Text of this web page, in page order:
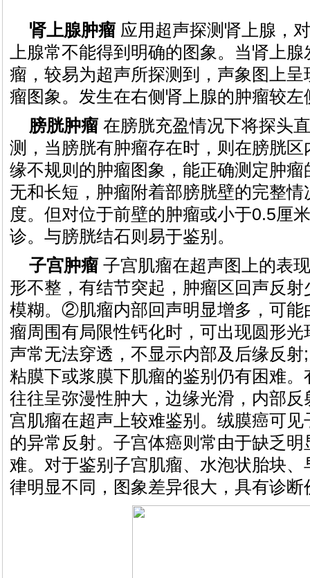
肾上腺肿瘤 应用超声探测肾上腺，
上腺常不能得到明确的图象。当肾上
瘤，较易为超声所探测到，声象图上
瘤图象。发生在右侧肾上腺的肿瘤较
膀胱肿瘤 在膀胱充盈情况下将探头
测，当膀胱有肿瘤存在时，则在膀胱
缘不规则的肿瘤图象，能正确测定肿
无和长短，肿瘤附着部膀胱壁的完整
度。但对位于前壁的肿瘤或小于0.5厘
诊。与膀胱结石则易于鉴别。
子宫肿瘤 子宫肌瘤在超声图上的表
形不整，有结节突起，肿瘤区回声反
模糊。②肌瘤内部回声明显增多，可能
瘤周围有局限性钙化时，可出现圆形
声常无法穿透，不显示内部及后缘反
粘膜下或浆膜下肌瘤的鉴别仍有困难
往往呈弥漫性肿大，边缘光滑，内部
宫肌瘤在超声上较难鉴别。绒膜癌可
的异常反射。子宫体癌则常由于缺乏
难。对于鉴别子宫肌瘤、水泡状胎块
律明显不同，图象差异很大，具有诊断